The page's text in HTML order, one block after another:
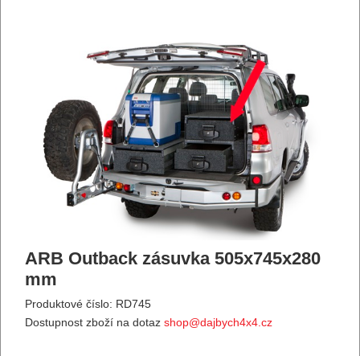
ARB Outback zásuvka 505x745x280
mm
Produktové číslo: RD745
Dostupnost zboží na dotaz shop@dajbych4x4.cz